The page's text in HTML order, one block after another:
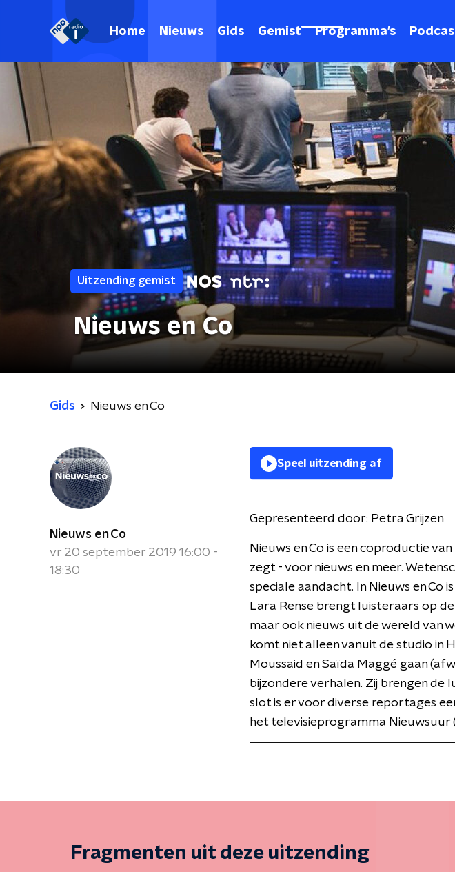
Home Nieuws Gids Gemist Programma's
Uitzending gemist
Nieuws en Co
Gids Nieuws en Co
Nieuws en Co
vr 20 september 2019 16:00 -
18:30
Speel uitzending af
Gepresenteerd door: Petra Grijzen
Nieuws en Co is een coproductie
zegt - voor nieuws en meer.
speciale aandacht. In Nieuws en Co
Lara Rense brengt luisteraars op
maar ook nieuws uit de wereld van
komt niet alleen vanuit de studio in
Moussaid en Saïda Maggé gaan
bijzondere verhalen. Zij brengen de
slot is er voor diverse reportages
het televisieprogramma Nieuwsuur
Fragmenten uit deze uitzending